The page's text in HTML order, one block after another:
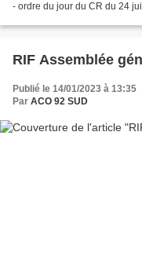
RIF Assemblée
Publié le 14/01/2023 à 13:35
Par ACO 92 SUD